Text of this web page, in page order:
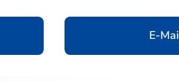
E-